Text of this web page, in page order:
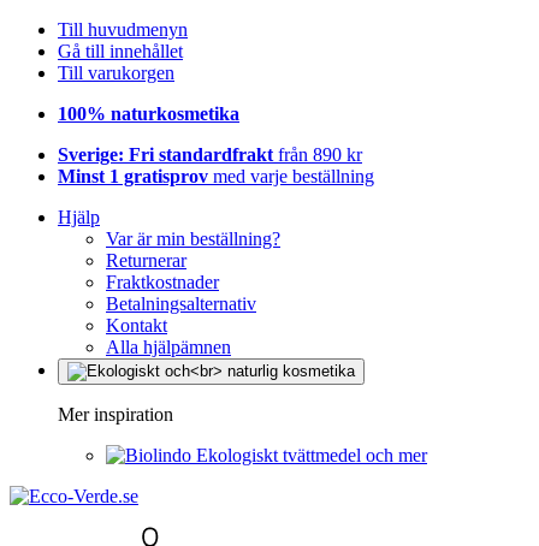
Till huvudmenyn
Gå till innehållet
Till varukorgen
100% naturkosmetika
Sverige: Fri standardfrakt från 890 kr
Minst 1 gratisprov med varje beställning
Hjälp
Var är min beställning?
Returnerar
Fraktkostnader
Betalningsalternativ
Kontakt
Alla hjälpämnen
Mer inspiration
Ekologiskt tvättmedel och mer